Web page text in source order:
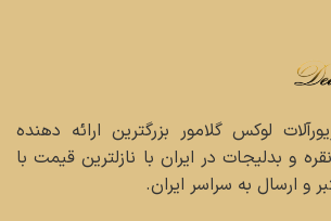
لوکس گلامور بزرگترین ارائه دهنده
و بدلیجات در ایران با نازلترین قیمت با
و ارسال به سراسر ایران.